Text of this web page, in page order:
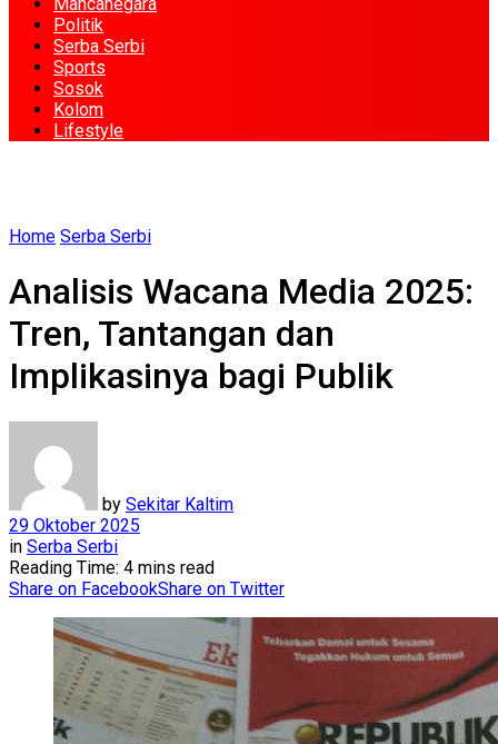
Politik
Serba Serbi
Sports
Sosok
Kolom
Lifestyle
Home Serba Serbi
Analisis Wacana Media 2025:
Tren, Tantangan dan
Implikasinya bagi Publik
by Sekitar Kaltim
29 Oktober 2025
in Serba Serbi
Reading Time: 4 mins read
Share on FacebookShare on Twitter